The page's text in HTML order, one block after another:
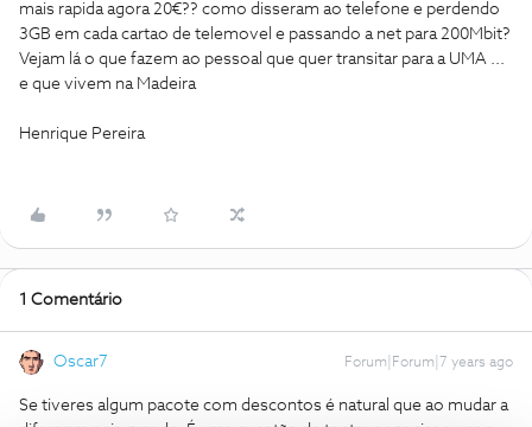
mais rapida agora 20€?? como disseram ao telefone e perdendo
3GB em cada cartao de telemovel e passando a net para 200Mbit?
Vejam lá o que fazem ao pessoal que quer transitar para a UMA ...
e que vivem na Madeira
Henrique Pereira
1 Comentário
Oscar7 Forum|Forum|7 years ago
Se tiveres algum pacote com descontos é natural que ao mudar a